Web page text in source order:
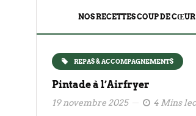
NOS RECETTES COUP DE CŒUR
REPAS & ACCOMPAGNEMENTS
Pintade à l’Airfryer
19 novembre 2025 4 Mins